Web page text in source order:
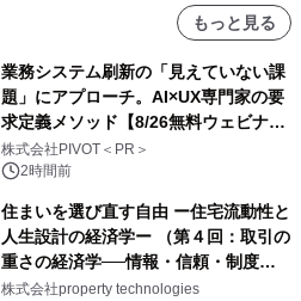
もっと見る
業務システム刷新の「見えていない課
題」にアプローチ。AI×UX専門家の要
求定義メソッド【8/26無料ウェビナ
ー】株式会社PIVOT
株式会社PIVOT＜PR＞
2時間前
住まいを選び直す自由 ー住宅流動性と
人生設計の経済学ー （第４回：取引の
重さの経済学──情報・信頼・制度を
PropTechはどう組み替えるか）｜
株式会社property technologies